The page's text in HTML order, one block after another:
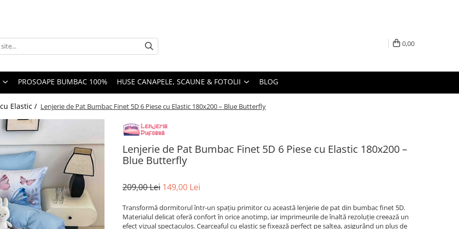
0,00
PROSOAPE BUMBAC 100% HUSE CANAPELE, SCAUNE & FOTOLII BLOG
Elastic / Lenjerie de Pat Bumbac Finet 5D 6 Piese cu Elastic 180x200 – Blue Butterfly
Lenjerie de Pat Bumbac Finet 5D 6 Piese cu Elastic 180x200 –
Blue Butterfly
209,00 Lei 149,00 Lei
Transformă dormitorul într-un spațiu primitor cu această lenjerie de pat din bumbac finet 5D.
Materialul delicat oferă confort în orice anotimp, iar imprimeurile de înaltă rezoluție creează un
efect vizual spectaculos. Cearceaful cu elastic se fixează perfect pe saltea, asigurând un plus de